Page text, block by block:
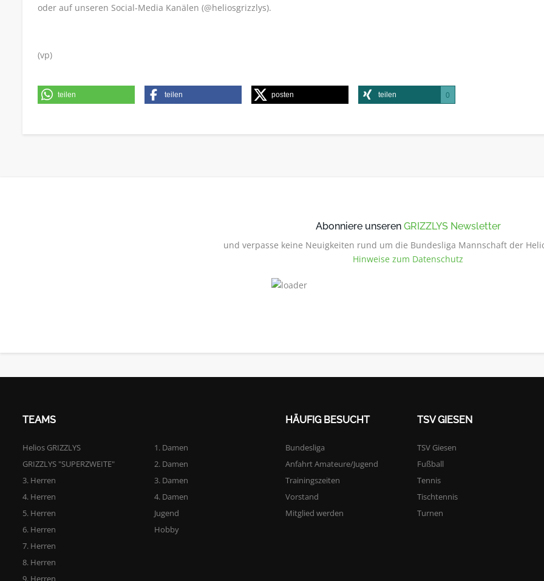
oder auf unseren Social-Media Kanälen (@heliosgrizzlys).
(vp)
teilen teilen posten teilen 0
Abonniere unseren GRIZZLYS Newsletter
und verpasse keine Neuigkeiten rund um die Bundesliga Mannschaft der
Hinweise zum Datenschutz
TEAMS
Helios GRIZZLYS
GRIZZLYS "SUPERZWEITE"
3. Herren
4. Herren
5. Herren
6. Herren
7. Herren
8. Herren
9. Herren
1. Damen
2. Damen
3. Damen
4. Damen
Jugend
Hobby
HÄUFIG BESUCHT
Bundesliga
Anfahrt Amateure/Jugend
Trainingszeiten
Vorstand
Mitglied werden
TSV GIESEN
TSV Giesen
Fußball
Tennis
Tischtennis
Turnen